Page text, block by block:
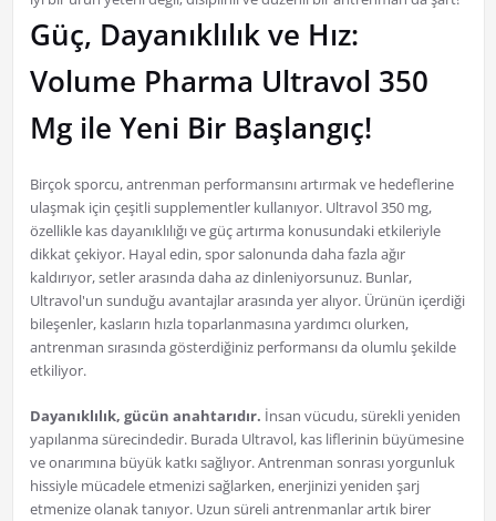
Güç, Dayanıklılık ve Hız:
Volume Pharma Ultravol 350
Mg ile Yeni Bir Başlangıç!
Birçok sporcu, antrenman performansını artırmak ve hedeflerine
ulaşmak için çeşitli supplementler kullanıyor. Ultravol 350 mg,
özellikle kas dayanıklılığı ve güç artırma konusundaki etkileriyle
dikkat çekiyor. Hayal edin, spor salonunda daha fazla ağır
kaldırıyor, setler arasında daha az dinleniyorsunuz. Bunlar,
Ultravol'un sunduğu avantajlar arasında yer alıyor. Ürünün içerdiği
bileşenler, kasların hızla toparlanmasına yardımcı olurken,
antrenman sırasında gösterdiğiniz performansı da olumlu şekilde
etkiliyor.
Dayanıklılık, gücün anahtarıdır. İnsan vücudu, sürekli yeniden
yapılanma sürecindedir. Burada Ultravol, kas liflerinin büyümesine
ve onarımına büyük katkı sağlıyor. Antrenman sonrası yorgunluk
hissiyle mücadele etmenizi sağlarken, enerjinizi yeniden şarj
etmenize olanak tanıyor. Uzun süreli antrenmanlar artık birer